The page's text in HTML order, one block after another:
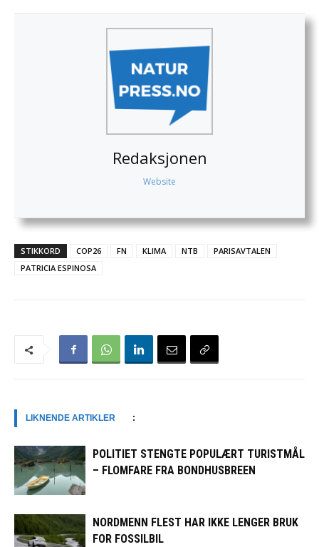
Redaksjonen
Website
STIKKORD COP26 FN KLIMA NTB
PARISAVTALEN
PATRICIA ESPINOSA
LIKNENDE ARTIKLER :
POLITIET STENGTE POPULÆRT TURISTMÅL
– FLOMFARE FRA BONDHUSBREEN
NORDMENN FLEST HAR IKKE LENGER BRUK
FOR FOSSILBIL